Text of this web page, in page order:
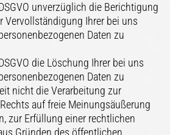
unverzüglich die Berichtigung
Vervollständigung Ihrer bei uns
Daten zu
die Löschung Ihrer bei uns
Daten zu
nicht die Verarbeitung zur
auf freie Meinungsäußerung
zur Erfüllung einer rechtlichen
Gründen des öffentlichen